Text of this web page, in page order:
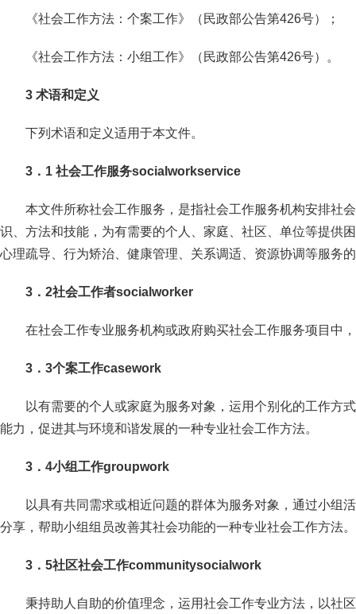
《社会工作方法：个案工作》（民政部公告第426号）；
《社会工作方法：小组工作》（民政部公告第426号）。
3 术语和定义
下列术语和定义适用于本文件。
3．1 社会工作服务socialworkservice
本文件所称社会工作服务，是指社会工作服务机构安排社
识、方法和技能，为有需要的个人、家庭、社区、单位等提供
心理疏导、行为矫治、健康管理、关系调适、资源协调等服务
3．2社会工作者socialworker
在社会工作专业服务机构或政府购买社会工作服务项目中
3．3个案工作casework
以有需要的个人或家庭为服务对象，运用个别化的工作方
能力，促进其与环境和谐发展的一种专业社会工作方法。
3．4小组工作groupwork
以具有共同需求或相近问题的群体为服务对象，通过小组
分享，帮助小组组员改善其社会功能的一种专业社会工作方法。
3．5社区社会工作communitysocialwork
秉持助人自助的价值理念，运用社会工作专业方法，以社